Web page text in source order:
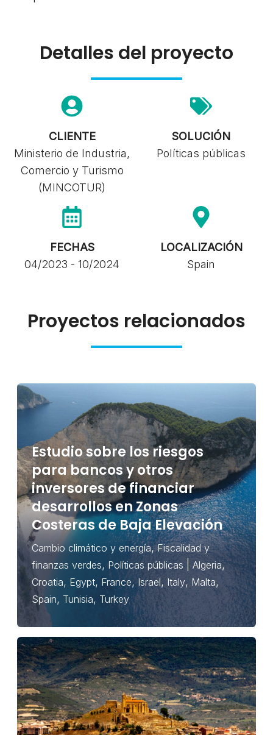
Detalles del proyecto
CLIENTE
Ministerio de Industria,
Comercio y Turismo
(MINCOTUR)
SOLUCIÓN
Políticas públicas
FECHAS
04/2023 - 10/2024
LOCALIZACIÓN
Spain
Proyectos relacionados
Estudio sobre los riesgos
para bancos y otros
inversores de financiar
desarrollos en Zonas
Costeras de Baja Elevación
Cambio climático y energía,Fiscalidad y
finanzas verdes, Políticas públicas Algeria,
Croatia, Egypt, France,Israel, Italy, Malta,
Spain, Tunisia, Turkey